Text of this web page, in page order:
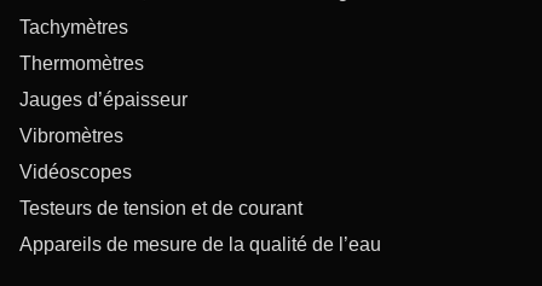
Tachymètres
Thermomètres
Jauges d’épaisseur
Vibromètres
Vidéoscopes
Testeurs de tension et de courant
Appareils de mesure de la qualité de l’eau